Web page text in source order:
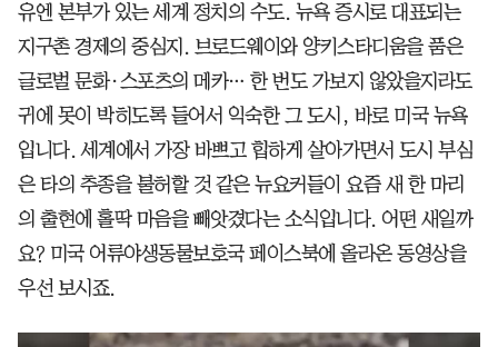
유엔 본부가 있는 세계 정치의 수도. 뉴욕 증시로 대표되는
지구촌 경제의 중심지. 브로드웨이와 양키스타디움을 품은
글로벌 문화·스포츠의 메카… 한 번도 가보지 않았을지라도
귀에 못이 박히도록 들어서 익숙한 그 도시, 바로 미국 뉴욕
입니다. 세계에서 가장 바쁘고 힙하게 살아가면서 도시 부심
은 타의 추종을 불허할 것 같은 뉴요커들이 요즘 새 한 마리
의 출현에 홀딱 마음을 빼앗겼다는 소식입니다. 어떤 새일까
요? 미국 어류야생동물보호국 페이스북에 올라온 동영상을
우선 보시죠.